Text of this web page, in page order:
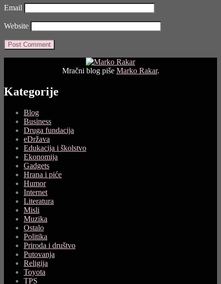
Email
Website
Mračni blog piše Marko Rakar.
Kategorije
Blog
Business
Druga fundacija
eDržava
Edukacija i školstvo
Ekonomija
Gadgets
Hrana i piće
Humor
Internet
Literatura
Misli
Muzika
Ostalo
Politika
Priroda i društvo
Putovanja
Religija
Toyota
TPS